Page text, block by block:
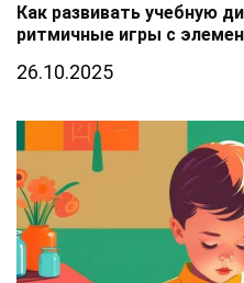
Как развивать учебную
ритмичные игры с
26.10.2025